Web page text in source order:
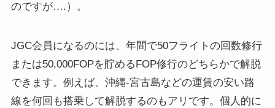
のですが….）。
JGC会員になるのには、年間で50フライトの回数修行
または50,000FOPを貯めるFOP修行のどちらかで解脱
できます。例えば、沖縄-宮古島などの運賃の安い路
線を何回も搭乗して解脱するのもアリです。個人的に